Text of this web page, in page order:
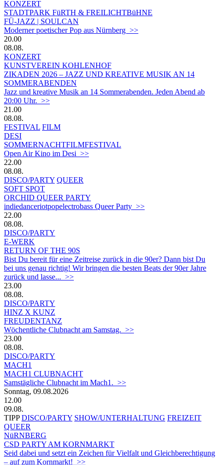
KONZERT
STADTPARK FüRTH & FREILICHTBüHNE
FÜ-JAZZ | SOULCAN
Moderner poetischer Pop aus Nürnberg >>
20.00
08.08.
KONZERT
KUNSTVEREIN KOHLENHOF
ZIKADEN 2026 – JAZZ UND KREATIVE MUSIK AN 14
SOMMERABENDEN
Jazz und kreative Musik an 14 Sommerabenden. Jeden Abend ab
20:00 Uhr. >>
21.00
08.08.
FESTIVAL FILM
DESI
SOMMERNACHTFILMFESTIVAL
Open Air Kino im Desi >>
22.00
08.08.
DISCO/PARTY QUEER
SOFT SPOT
ORCHID QUEER PARTY
indiedanceriotpopelectrobass Queer Party >>
22.00
08.08.
DISCO/PARTY
E-WERK
RETURN OF THE 90S
Bist Du bereit für eine Zeitreise zurück in die 90er? Dann bist Du
bei uns genau richtig! Wir bringen die besten Beats der 90er Jahre
zurück und lasse... >>
23.00
08.08.
DISCO/PARTY
HINZ X KUNZ
FREUDENTANZ
Wöchentliche Clubnacht am Samstag. >>
23.00
08.08.
DISCO/PARTY
MACH1
MACH1 CLUBNACHT
Samstägliche Clubnacht im Mach1. >>
Sonntag, 09.08.2026
12.00
09.08.
TIPP DISCO/PARTY SHOW/UNTERHALTUNG FREIZEIT
QUEER
NüRNBERG
CSD PARTY AM KORNMARKT
Seid dabei und setzt ein Zeichen für Vielfalt und Gleichberechtigung
– auf zum Kornmarkt! >>